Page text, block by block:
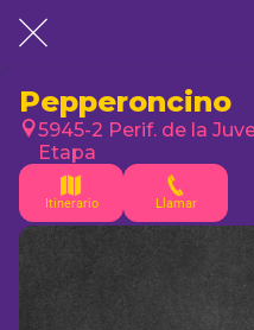
Pepperoncino
5945-2 Perif. de la
Etapa
Itinerario Llamar